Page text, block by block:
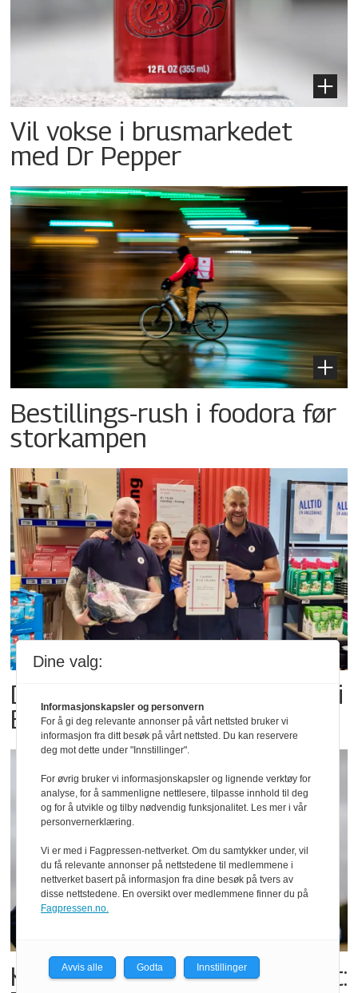
Vil vokse i brusmarkedet
med Dr Pepper
Bestillings-rush i foodora før
storkampen
Dette er landets beste Post i
Butikk
Kolonihagens norske yoghurt:
Dine valg:
Informasjonskapsler og personvern
For å gi deg relevante annonser på vårt nettsted bruker vi
informasjon fra ditt besøk på vårt nettsted. Du kan reservere
deg mot dette under "Innstillinger".
For øvrig bruker vi informasjonskapsler og lignende verktøy for
analyse, for å sammenligne nettlesere, tilpasse innhold til deg
og for å utvikle og tilby nødvendig funksjonalitet. Les mer i vår
personvernerklæring.
Vi er med i Fagpressen-nettverket. Om du samtykker under, vil
du få relevante annonser på nettstedene til medlemmene i
nettverket basert på informasjon fra dine besøk på tvers av
disse nettstedene. En oversikt over medlemmene finner du på
Fagpressen.no.
Avvis alle Godta Innstillinger